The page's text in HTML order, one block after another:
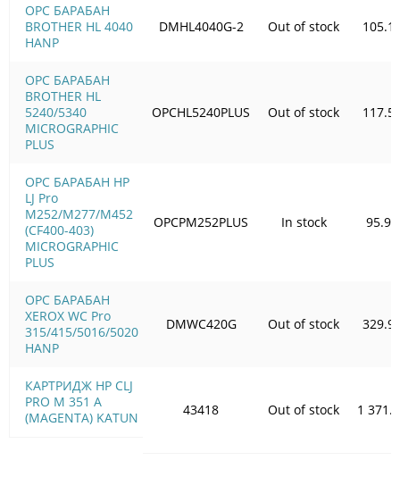
OPC БАРАБАН
BROTHER HL 4040
HANP
OPC БАРАБАН
BROTHER HL
5240/5340
MICROGRAPHIC
PLUS
OPC БАРАБАН HP
LJ Pro
M252/M277/M452
(CF400-403)
MICROGRAPHIC
PLUS
OPC БАРАБАН
XEROX WC Pro
315/415/5016/5020
HANP
КАРТРИДЖ HP CLJ
PRO M 351 A
(MAGENTA) KATUN
DMHL4040G-2 Out of stock
OPCHL5240PLUS Out of stock
OPCPM252PLUS In stock 95.98
DMWC420G Out of stock
43418 Out of stock 1